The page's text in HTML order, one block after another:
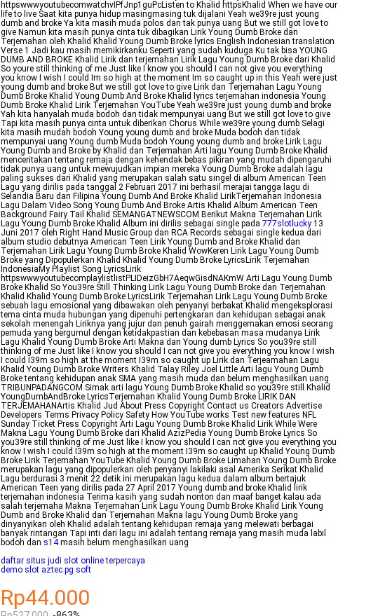
httpswwwyoutubecomwatchvIPfJnp1guPcListen to Khalid httpsKhalid When we have our
life to live Saat kita punya hidup masingmasing tuk dijalani Yeah we39re just young
dumb and broke Ya kita masih muda polos dan tak punya uang But we still got love to
give Namun kita masih punya cinta tuk dibagikan Lirik Young Dumb Broke dan
Terjemahan oleh Khalid Khalid Young Dumb Broke lyrics English Indonesian translation
Verse 1 Jadi kau masih memikirkanku Seperti yang sudah kuduga Ku tak bisa YOUNG
DUMB AND BROKE Khalid Lirik dan terjemahan Lirik Lagu Young Dumb Broke dari Khalid
So youre still thinking of me Just like I know you should I can not give you everything
you know I wish I could Im so high at the moment Im so caught up in this Yeah were just
young dumb and broke But we still got love to give Lirik dan Terjemahan Lagu Young
Dumb Broke Khalid Young Dumb And Broke Khalid lyrics terjemahan indonesia Young
Dumb Broke Khalid Lirik Terjemahan YouTube Yeah we39re just young dumb and broke
Yah kita hanyalah muda bodoh dan tidak mempunyai uang But we still got love to give
Tapi kita masih punya cinta untuk diberikan Chorus While we39re young dumb Selagi
kita masih mudah bodoh Young young dumb and broke Muda bodoh dan tidak
mempunyai uang Young dumb Muda bodoh Young young dumb and broke Lirik Lagu
Young Dumb and Broke by Khalid dan Terjemahan Arti lagu Young Dumb Broke Khalid
menceritakan tentang remaja dengan kehendak bebas pikiran yang mudah dipengaruhi
tidak punya uang untuk mewujudkan impian mereka Young Dumb Broke adalah lagu
paling sukses dari Khalid yang merupakan salah satu singel di album American Teen
Lagu yang dirilis pada tanggal 2 Februari 2017 ini berhasil merajai tangga lagu di
Selandia Baru dan Filipina Young Dumb And Broke Khalid LirikTerjemahan Indonesia
Lagu Dalam Video Song Young Dumb And Broke Artis Khalid Album American Teen
Background Fairy Tail Khalid SEMANGATNEWSCOM Berikut Makna Terjemahan Lirik
Lagu Young Dumb Broke Khalid Album ini dirilis sebagai single pada 777slotlucky 13
Juni 2017 oleh Right Hand Music Group dan RCA Records sebagai single kedua dari
album studio debutnya American Teen Lirik Young Dumb and Broke Khalid dan
Terjemahan Lirik Lagu Young Dumb Broke Khalid WowKeren Lirik Lagu Young Dumb
Broke yang Dipopulerkan Khalid Khalid Young Dumb Broke LyricsLirik Terjemahan
IndonesiaMy Playlist Song LyricsLirik
httpswwwyoutubecomplaylistlistPLIDeizGbH7AeqwGisdNAKmW Arti Lagu Young Dumb
Broke Khalid So You39re Still Thinking Lirik Lagu Young Dumb Broke dan Terjemahan
Khalid Khalid Young Dumb Broke LyricsLirik Terjemahan Lirik Lagu Young Dumb Broke
sebuah lagu emosional yang dibawakan oleh penyanyi berbakat Khalid mengeksplorasi
tema cinta muda hubungan yang dipenuhi pertengkaran dan kehidupan sebagai anak
sekolah menengah Liriknya yang jujur dan penuh gairah menggemakan emosi seorang
pemuda yang bergumul dengan ketidakpastian dan kebebasan masa mudanya Lirik
Lagu Khalid Young Dumb Broke Arti Makna dan Young dumb Lyrics So you39re still
thinking of me Just like I know you should I can not give you everything you know I wish
I could I39m so high at the moment I39m so caught up Lirik dan Terjeamahan Lagu
Khalid Young Dumb Broke Writers Khalid Talay Riley Joel Little Arti lagu Young Dumb
Broke tentang kehidupan anak SMA yang masih muda dan belum menghasilkan uang
TRIBUNPADANGCOM Simak arti lagu Young Dumb Broke Khalid so you39re still Khalid
YoungDumbAndBroke LyricsTerjemahan Khalid Young Dumb Broke LIRIK DAN
TERJEMAHANArtis Khalid Jud About Press Copyright Contact us Creators Advertise
Developers Terms Privacy Policy Safety How YouTube works Test new features NFL
Sunday Ticket Press Copyright Arti Lagu Young Dumb Broke Khalid Lirik While Were
Makna Lagu Young Dumb Broke dari Khalid AzizPedia Young Dumb Broke Lyrics So
you39re still thinking of me Just like I know you should I can not give you everything you
know I wish I could I39m so high at the moment I39m so caught up Khalid Young Dumb
Broke Lirik Terjemahan YouTube Khalid Young Dumb Broke Limahan Young Dumb Broke
merupakan lagu yang dipopulerkan oleh penyanyi lakilaki asal Amerika Serikat Khalid
Lagu berdurasi 3 menit 22 detik ini merupakan lagu kedua dalam album bertajuk
American Teen yang dirilis pada 27 April 2017 Young dumb and broke Khalid lirik
terjemahan indonesia Terima kasih yang sudah nonton dan maaf banget kalau ada
salah terjemaha Makna Terjemahan Lirik Lagu Young Dumb Broke Khalid Lirik Young
Dumb and Broke Khalid dan Terjemahan Makna lagu Young Dumb Broke yang
dinyanyikan oleh Khalid adalah tentang kehidupan remaja yang melewati berbagai
banyak rintangan Tapi inti dari lagu ini adalah tentang remaja yang masih muda labil
bodoh dan s14masih belum menghasilkan uang
daftar situs judi slot online terpercaya
demo slot aztec pg soft
Rp44.000